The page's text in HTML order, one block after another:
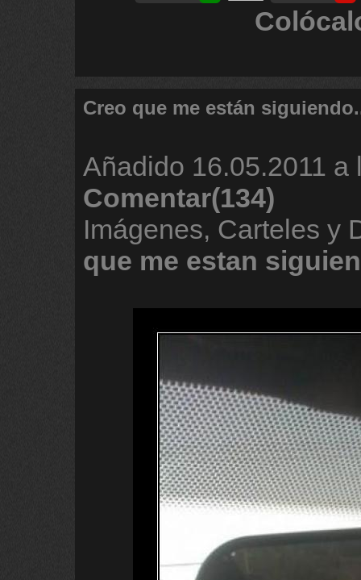
Creo que me están
Añadido 16.05.2011 a
Comentar(134)
Imágenes, Carteles y
que me estan